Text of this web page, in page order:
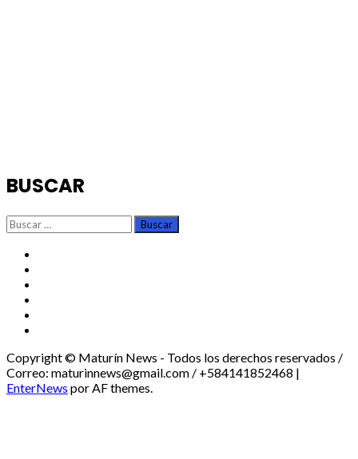
BUSCAR
Buscar:
Copyright © Maturín News - Todos los derechos reservados /
Correo: maturinnews@gmail.com / +584141852468 |
EnterNews por AF themes.